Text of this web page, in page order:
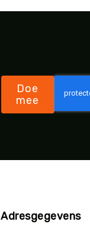
Doe
mee
Adresgegevens